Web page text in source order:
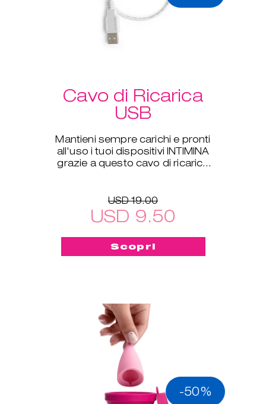
Cavo di Ricarica
USB
Mantieni sempre carichi e pronti
all'uso i tuoi dispositivi INTIMINA
grazie a questo cavo di ricarica
USD 19.00
USD 9.50
Scopri
-50%